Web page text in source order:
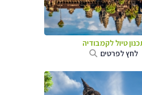
טיוללקמבודיה
לחץ לפרטים